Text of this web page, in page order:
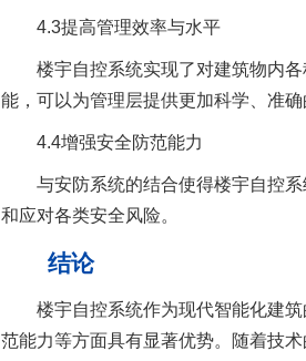
4.3提高管理效率与水平
楼宇自控系统实现了对建筑物内各
能，可以为管理层提供更加科学、准确
4.4增强安全防范能力
与安防系统的结合使得楼宇自控系
和应对各类安全风险。
结论
楼宇自控系统作为现代智能化建筑
范能力等方面具有显著优势。随着技